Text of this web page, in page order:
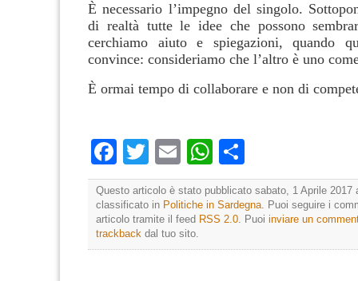
È necessario l’impegno del singolo.
di realtà tutte le idee che possono
cerchiamo aiuto e spiegazioni, quando
convince: consideriamo che l’altro è uno
È ormai tempo di collaborare e non di
Facebook
TwitterEmailWhatsApp
Questo articolo è stato pubblicato sabato, 1 Aprile 2017
classificato in Politiche in Sardegna. Puoi seguire i
articolo tramite il feed RSS 2.0. Puoi inviare un
trackback dal tuo sito.